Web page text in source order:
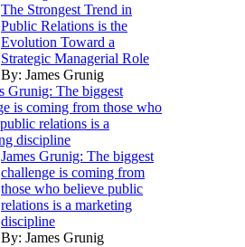
The Strongest Trend in
Public Relations is the
Evolution Toward a
Strategic Managerial Role
By: James Grunig
James Grunig: The biggest
challenge is coming from
those who believe public
relations is a marketing
discipline
By: James Grunig